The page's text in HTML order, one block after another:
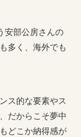
安部公房さんの
多く、海外でも
ス的な要素やス
だからこそ夢中
どこか納得感が